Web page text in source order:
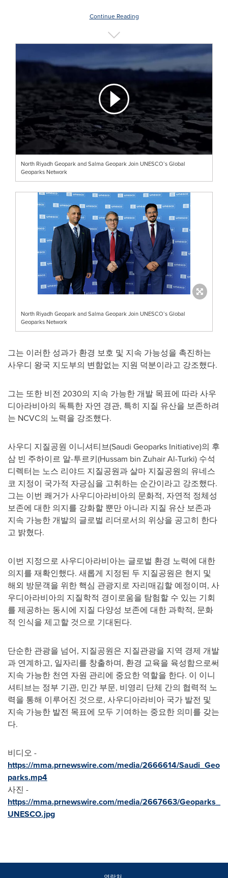
Continue Reading
North Riyadh Geopark and Salma Geopark Join UNESCO’s Global
Geoparks Network
North Riyadh Geopark and Salma Geopark Join UNESCO’s Global
Geoparks Network
그는 이러한 성과가 환경 보호 및 지속 가능성을 촉진하는
사우디 왕국 지도부의 변함없는 지원 덕분이라고 강조했다.
그는 또한 비전 2030의 지속 가능한 개발 목표에 따라 사우
디아라비아의 독특한 자연 경관, 특히 지질 유산을 보존하려
는 NCVC의 노력을 강조했다.
사우디 지질공원 이니셔티브(Saudi Geoparks Initiative)의 후
삼 빈 주하이르 알-투르키(Hussam bin Zuhair Al-Turki) 수석
디렉터는 노스 리야드 지질공원과 살마 지질공원의 유네스
코 지정이 국가적 자긍심을 고취하는 순간이라고 강조했다.
그는 이번 쾌거가 사우디아라비아의 문화적, 자연적 정체성
보존에 대한 의지를 강화할 뿐만 아니라 지질 유산 보존과
지속 가능한 개발의 글로벌 리더로서의 위상을 공고히 한다
고 밝혔다.
이번 지정으로 사우디아라비아는 글로벌 환경 노력에 대한
의지를 재확인했다. 새롭게 지정된 두 지질공원은 현지 및
해외 방문객을 위한 핵심 관광지로 자리매김할 예정이며, 사
우디아라비아의 지질학적 경이로움을 탐험할 수 있는 기회
를 제공하는 동시에 지질 다양성 보존에 대한 과학적, 문화
적 인식을 제고할 것으로 기대된다.
단순한 관광을 넘어, 지질공원은 지질관광을 지역 경제 개발
과 연계하고, 일자리를 창출하며, 환경 교육을 육성함으로써
지속 가능한 천연 자원 관리에 중요한 역할을 한다. 이 이니
셔티브는 정부 기관, 민간 부문, 비영리 단체 간의 협력적 노
력을 통해 이루어진 것으로, 사우디아라비아 국가 발전 및
지속 가능한 발전 목표에 모두 기여하는 중요한 의미를 갖는
다.
비디오 -
https://mma.prnewswire.com/media/2666614/Saudi_Geo
parks.mp4
사진 -
https://mma.prnewswire.com/media/2667663/Geoparks_
UNESCO.jpg